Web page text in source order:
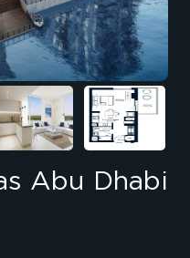
Abu Dhabi